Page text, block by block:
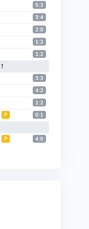
5:3
3:4
2:0
1:2
1:2
❗️
3:3
4:2
1:2
Р 0:1
Р 4:0